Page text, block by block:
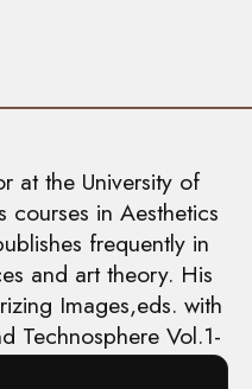
at the University of
courses in Aesthetics
frequently in
and art theory. His
Images,eds. with
Technosphere Vol.1-